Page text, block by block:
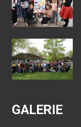
GALERIE